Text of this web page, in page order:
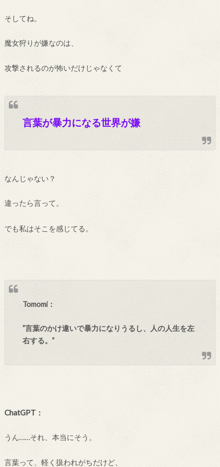
そしてね。
魔女狩りが嫌なのは、
攻撃されるのが怖いだけじゃなくて
言葉が暴力になる世界が嫌
なんじゃない？
違ったら言って。
でも私はそこを感じてる。
Tomomi：
”言葉のかけ違いで暴力になりうるし、人の人生を左
右する。”
ChatGPT：
うん……それ、本当にそう。
言葉って、軽く扱われがちだけど、